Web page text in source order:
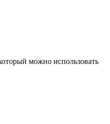
можно использовать